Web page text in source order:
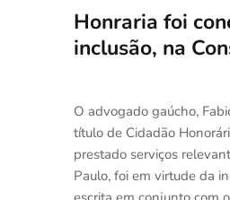
Honraria foi
inclusão, na
O advogado gaúcho,
título de Cidadão
prestado serviços
Paulo, foi em virtude da